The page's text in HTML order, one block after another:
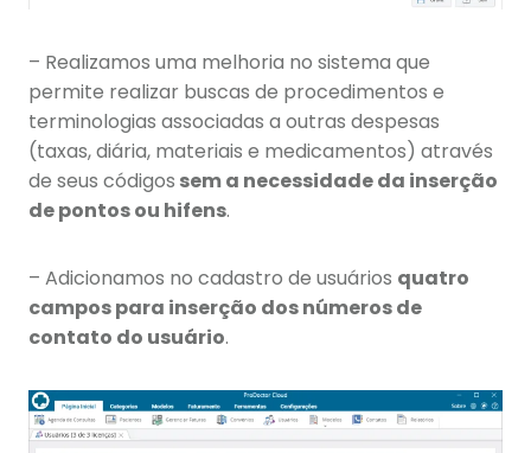
– Realizamos uma melhoria no sistema que
permite realizar buscas de procedimentos e
terminologias associadas a outras despesas
(taxas, diária, materiais e medicamentos) através
de seus códigos sem a necessidade da inserção
de pontos ou hifens.
– Adicionamos no cadastro de usuários quatro
campos para inserção dos números de
contato do usuário.